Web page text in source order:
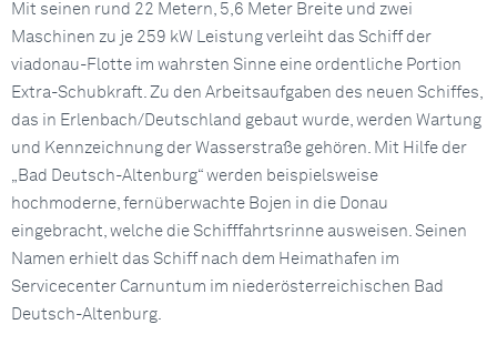
Mit seinen rund 22 Metern, 5,6 Meter Breite und zwei
Maschinen zu je 259 kW Leistung verleiht das Schiff der
viadonau-Flotte im wahrsten Sinne eine ordentliche Portion
Extra-Schubkraft. Zu den Arbeitsaufgaben des neuen Schiffes,
das in Erlenbach/Deutschland gebaut wurde, werden Wartung
und Kennzeichnung der Wasserstraße gehören. Mit Hilfe der
„Bad Deutsch-Altenburg“ werden beispielsweise
hochmoderne, fernüberwachte Bojen in die Donau
eingebracht, welche die Schifffahrtsrinne ausweisen. Seinen
Namen erhielt das Schiff nach dem Heimathafen im
Servicecenter Carnuntum im niederösterreichischen Bad
Deutsch-Altenburg.